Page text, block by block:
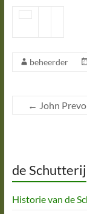
beheerder
← John
de Schutterij
Historie van de